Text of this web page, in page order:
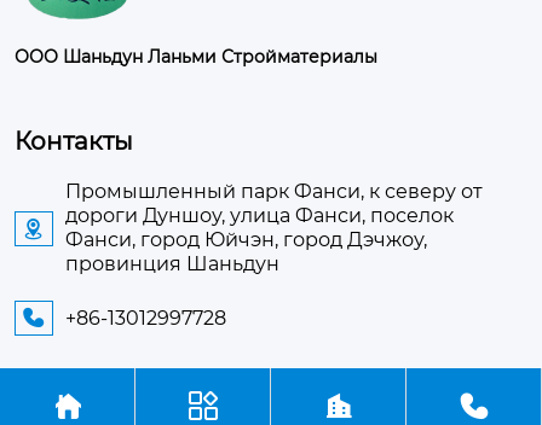
ООО Шаньдун Ланьми Стройматериалы
Контакты

Промышленный парк Фанси, к северу от
дороги Дуншоу, улица Фанси, поселок
Фанси, город Юйчэн, город Дэчжоу,
провинция Шаньдун
 +86-13012997728
Авторское право©ООО Шаньдун Ланьми
   